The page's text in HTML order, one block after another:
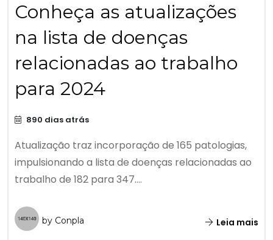
Conheça as atualizações
na lista de doenças
relacionadas ao trabalho
para 2024
890 dias atrás
Atualização traz incorporação de 165 patologias,
impulsionando a lista de doenças relacionadas ao
trabalho de 182 para 347....
by Conpla Leia mais